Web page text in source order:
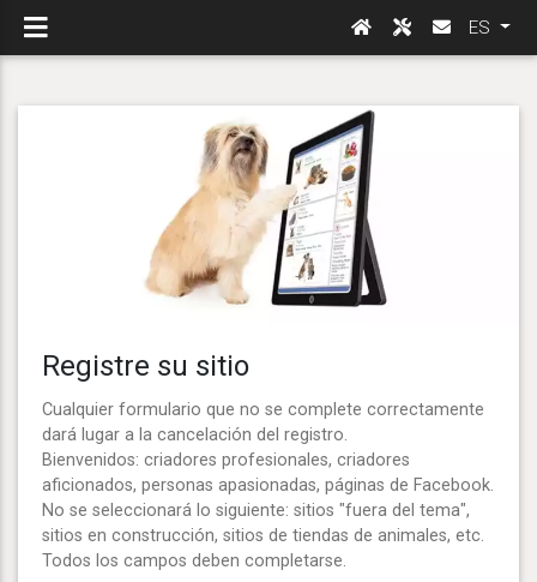
ES
Registre su sitio
Cualquier formulario que no se complete correctamente
dará lugar a la cancelación del registro.
Bienvenidos: criadores profesionales, criadores
aficionados, personas apasionadas, páginas de Facebook.
No se seleccionará lo siguiente: sitios "fuera del tema",
sitios en construcción, sitios de tiendas de animales, etc.
Todos los campos deben completarse.